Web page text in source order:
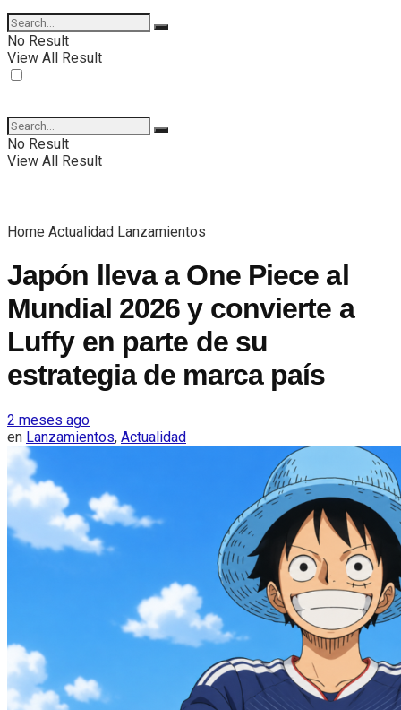
No Result
View All Result
No Result
View All Result
Home Actualidad Lanzamientos
Japón lleva a One Piece al
Mundial 2026 y convierte a
Luffy en parte de su
estrategia de marca país
2 meses ago
en Lanzamientos, Actualidad